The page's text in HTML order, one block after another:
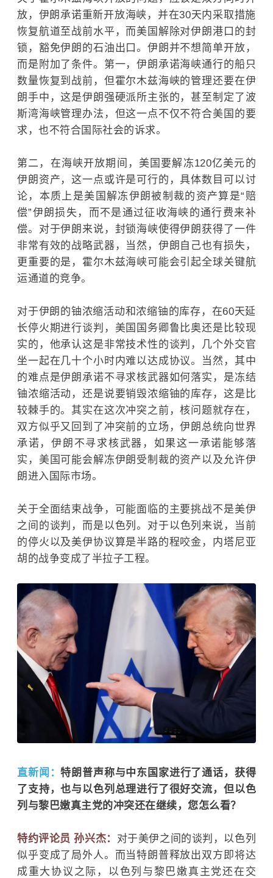
放，伊朗承诺重新开放海峡，并在30天内采取措施
恢复航道至战前水平，而美国解除对伊朗港口的封
锁，豁免伊朗的石油出口。伊朗并不想简单开放，
而是附加了条件。第一，伊朗承诺海峡通行的船只
数量恢复到战前，但霍尔木兹海峡的管理还要在伊
朗手中，这是伊朗强硬派所主张的，甚至制定了波
斯湾海峡管理办法，但这一点不仅不符合美国的要
求，也不符合国际社会的诉求。
第二，在海峡开放期间，美国要解冻120亿美元的
伊朗资产，这一点或许是可行的，具体数目可以讨
论，本质上是美国解冻伊朗被制裁的资产算是“赔
偿”伊朗损失，而不是通过征收海峡的通行费来补
偿。对于伊朗来说，封锁海峡使得伊朗获得了一件
非常有效的战略武器，当然，伊朗自己也有损失，
更重要的是，霍尔木兹海峡可能会引起全球关键航
运通道的竞争。
对于伊朗的铀浓缩活动和浓缩铀的库存，在60天延
长停火期进行谈判，美国国务卿鲁比奥还是比较现
实的，他承认这是非常技术性的谈判，几个外交官
坐一起在几十个小时内难以达成协议。当然，其中
的难点是伊朗承诺不寻求核武器如何落实，是冻结
铀浓缩活动，还是说要销毁浓缩铀的库存，这是比
较棘手的。其实在这次冲突之前，核问题就存在，
双方似乎又回到了冲突前的立场，伊朗总统向世界
承诺，伊朗不寻求核武器，如果这一承诺能够落
实，美国可能会解冻伊朗受制裁的资产以及允许伊
朗进入国际市场。
关于全面结束战争，可能面临的主要挑战不是美伊
之间的谈判，而是 以色列。对于以色列来说，当前
的停火以及美伊协议算是半路的程咬金，内塔尼亚
胡的战争变成了半拉子工程。
直新闻：特朗普声称与中东国家进行了通话，获得
了支持，也与以色列总理进行了很好交流，但以色
列与黎巴嫩真主党的冲突还在继续，您怎么看？
特约评论员 孙兴杰： 对于美伊之间的谈判，以色列
似乎变成了局外人。而当特朗普释放出双方即将达
成重大协议之际，以色列与黎巴嫩真主党还在交